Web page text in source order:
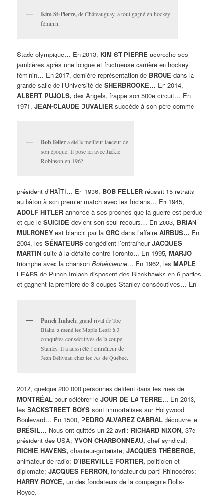
Kim St-Pierre,de Châteauguay, a tout gagné en hockey
féminin.
Stade olympique… En 2013, KIM ST-PIERRE accroche ses
jambières après une longue et fructueuse carrière en hockey
féminin… En 2017, dernière représentation de BROUE dans la
grande salle de l’Université deSHERBROOKE… En 2014,
ALBERT PUJOLS, des Angels, frappe son 500e circuit… En
1971,JEAN-CLAUDE DUVALIER succède à son père comme
Bob Fellera été le meilleur lanceur de
son époque. Il pose ici avec Jackie
Robinson en 1962.
président d’HAÏTI… En 1936, BOB FELLER réussit 15 retraits
au bâton à son premier match avec les Indians… En 1945,
ADOLF HITLER annonce à ses proches que la guerre est perdue
et que leSUICIDE devient son seul recours… En 2003, BRIAN
MULRONEY est blanchi par laGRC dans l’affaireAIRBUS… En
2004, lesSÉNATEURS congédient l’entraîneurJACQUES
MARTINsuite à la défaite contre Toronto… En 1995,MARJO
triomphe avec la chansonBohémienne… En 1962, lesMAPLE
LEAFS de Punch Imlach disposent des Blackhawks en 6 parties
et gagnent la première de 3 coupes Stanley consécutives… En
Punch Imlach, grand rival de Toe
Blake, a mené les Maple Leafs à 3
conquêtes consécutives de la coupe
Stanley. Il a aussi été l’entraîneur de
Jean Béliveau chez les As de Québec.
2012, quelque 200 000 personnes défilent dans les rues de
MONTRÉAL pour célébrer leJOUR DE LA TERRE… En 2013,
les BACKSTREET BOYS sont immortalisés sur Hollywood
Boulevard… En 1500, PEDRO ALVAREZ CABRAL découvre le
BRÉSIL… Nous ont quittés un 22 avril: RICHARD NIXON, 37e
président des USA;YVON CHARBONNEAU, chef syndical;
RICHIE HAVENS, chanteur-guitariste;JACQUES THÉBERGE,
animateur de radio; D’IBERVILLE FORTIER, politicien et
diplomate;JACQUES FERRON, fondateur du parti Rhinocéros;
HARRY ROYCE, un des fondateurs de la compagnie Rolls-
Royce.